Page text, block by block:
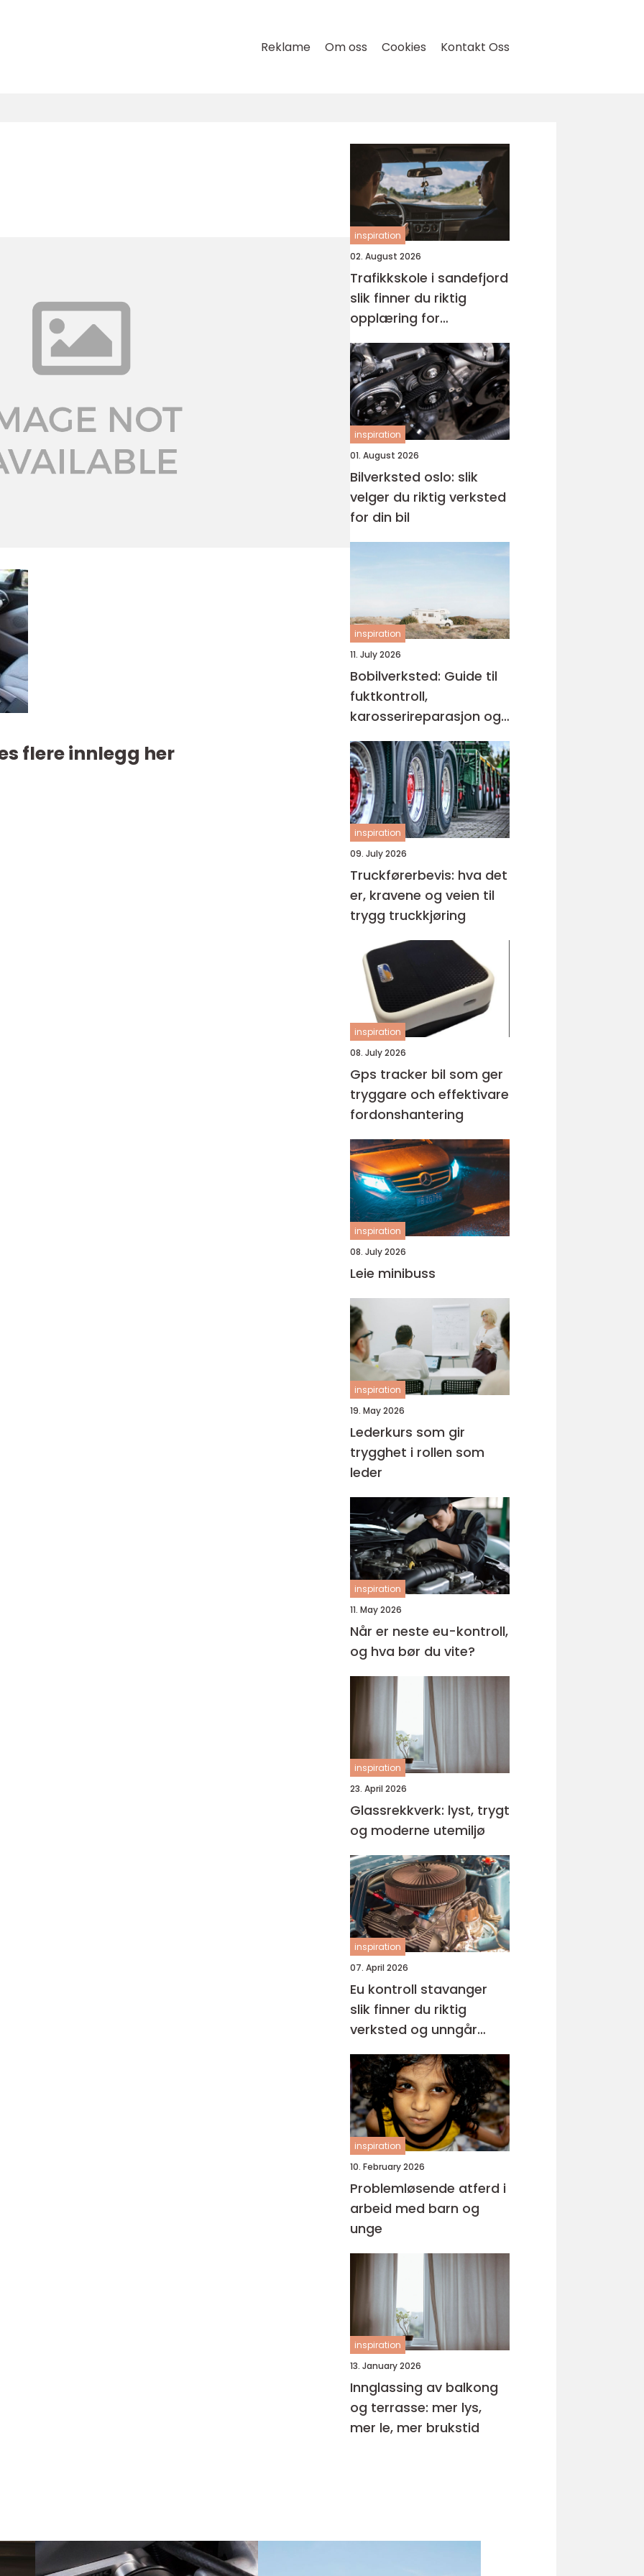
Reklame Om oss Cookies Kontakt Oss
flere innlegg her
inspiration
02. August 2026
Trafikkskole i sandefjord
slik finner du riktig
opplæring for
førerkortet
inspiration
01. August 2026
Bilverksted oslo: slik
velger du riktig verksted
for din bil
inspiration
11. July 2026
Bobilverksted: Guide til
fuktkontroll,
karosserireparasjon og
teknisk vedlikehold
inspiration
09. July 2026
Truckførerbevis: hva det
er, kravene og veien til
trygg truckkjøring
inspiration
08. July 2026
Gps tracker bil som ger
tryggare och effektivare
fordonshantering
inspiration
08. July 2026
Leie minibuss
inspiration
19. May 2026
Lederkurs som gir
trygghet i rollen som
leder
inspiration
11. May 2026
Når er neste eu-kontroll,
og hva bør du vite?
inspiration
23. April 2026
Glassrekkverk: lyst, trygt
og moderne utemiljø
inspiration
07. April 2026
Eu kontroll stavanger
slik finner du riktig
verksted og unngår
overraskelser
inspiration
10. February 2026
Problemløsende atferd i
arbeid med barn og
unge
inspiration
13. January 2026
Innglassing av balkong
og terrasse: mer lys,
mer le, mer brukstid